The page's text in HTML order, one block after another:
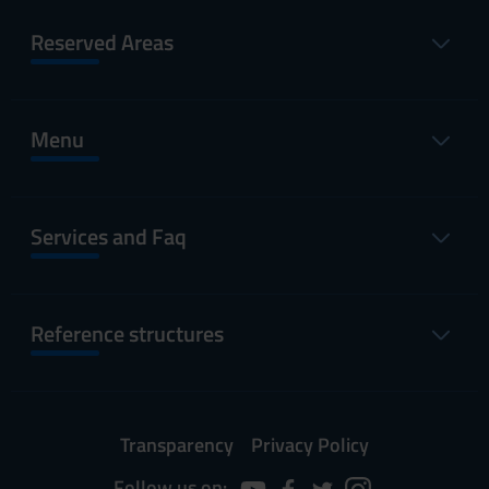
Reserved Areas
Menu
Services and Faq
Reference structures
Transparency
Privacy Policy